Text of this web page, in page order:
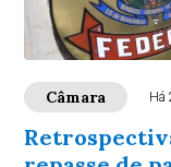
Câmara Há